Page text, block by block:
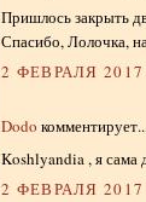
Пришлось закрыть
Спасибо, Лолочка,
2 ФЕВРАЛЯ 2017
Dodo
Koshlyandia , я сама
2 ФЕВРАЛЯ 2017